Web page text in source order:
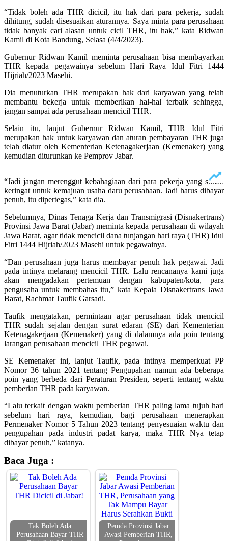
“Tidak boleh ada THR dicicil, itu hak dari para pekerja, sudah
dihitung, sudah disesuaikan aturannya. Saya minta para perusahaan
tidak banyak cari alasan untuk cicil THR, itu hak,” kata Ridwan
Kamil di Kota Bandung, Selasa (4/4/2023).
Gubernur Ridwan Kamil meminta perusahaan bisa membayarkan
THR kepada pegawainya sebelum Hari Raya Idul Fitri 1444
Hijriah/2023 Masehi.
Dia menuturkan THR merupakan hak dari karyawan yang telah
membantu bekerja untuk memberikan hal-hal terbaik sehingga,
jangan sampai ada perusahaan mencicil THR.
Selain itu, lanjut Gubernur Ridwan Kamil, THR Idul Fitri
merupakan hak untuk karyawan dan aturan pembayaran THR juga
telah diatur oleh Kementerian Ketenagakerjaan (Kemenaker) yang
kemudian diturunkan ke Pemprov Jabar.
“Jadi jangan merenggut kebahagiaan dari para pekerja yang sudah
keringat untuk kemajuan usaha daru perusahaan. Jadi harus dibayar
penuh, itu dipertegas,” kata dia.
Sebelumnya, Dinas Tenaga Kerja dan Transmigrasi (Disnakertrans)
Provinsi Jawa Barat (Jabar) meminta kepada perusahaan di wilayah
Jawa Barat, agar tidak mencicil dana tunjangan hari raya (THR) Idul
Fitri 1444 Hijriah/2023 Masehi untuk pegawainya.
“Dan perusahaan juga harus membayar penuh hak pegawai. Jadi
pada intinya melarang mencicil THR. Lalu rencananya kami juga
akan mengadakan pertemuan dengan kabupaten/kota, para
pengusaha untuk membahas itu,” kata Kepala Disnakertrans Jawa
Barat, Rachmat Taufik Garsadi.
Taufik mengatakan, permintaan agar perusahaan tidak mencicil
THR sudah sejalan dengan surat edaran (SE) dari Kementerian
Ketenagakerjaan (Kemenaker) yang di dalamnya ada poin tentang
larangan perusahaan mencicil THR pegawai.
SE Kemenaker ini, lanjut Taufik, pada intinya memperkuat PP
Nomor 36 tahun 2021 tentang Pengupahan namun ada beberapa
poin yang berbeda dari Peraturan Presiden, seperti tentang waktu
pemberian THR pada karyawan.
“Lalu terkait dengan waktu pemberian THR paling lama tujuh hari
sebelum hari raya, kemudian, bagi perusahaan menerapkan
Permenaker Nomor 5 Tahun 2023 tentang penyesuaian waktu dan
pengupahan pada industri padat karya, maka THR Nya tetap
dibayar penuh,” katanya.
Baca Juga :
Tak Boleh Ada
Perusahaan Bayar THR
Pemda Provinsi Jabar
Awasi Pemberian THR,